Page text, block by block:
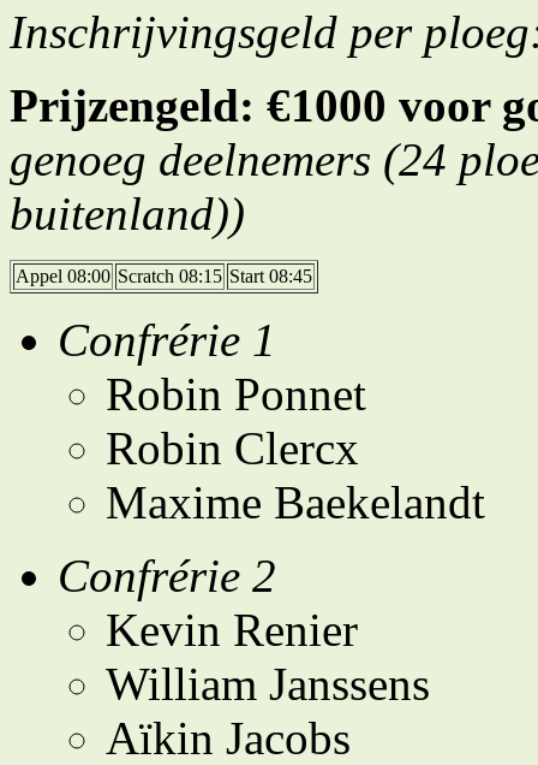
Inschrijvingsgeld per
Prijzengeld: €1000 voor
genoeg deelnemers (24
buitenland))
Appel 08:00 Scratch 08:15 Start 08:45
Confrérie 1
Robin Ponnet
Robin Clercx
Maxime Baekelandt
Confrérie 2
Kevin Renier
William Janssens
Aïkin Jacobs